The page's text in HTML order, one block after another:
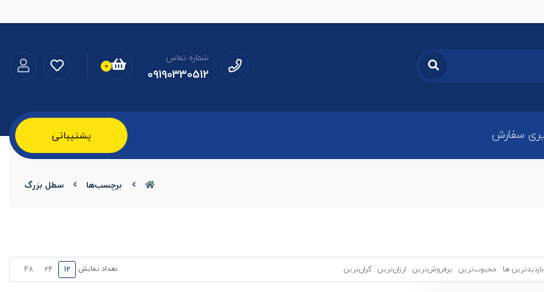
شماره تماس
09190330512
0
سفارش پشتیبانی
برچسب‌ها سطل بزرگ
ها محبوب‌‌ترین پرفروش‌ترین ارزان‌ترین گران‌ترین تعداد نمایش 12
24
48